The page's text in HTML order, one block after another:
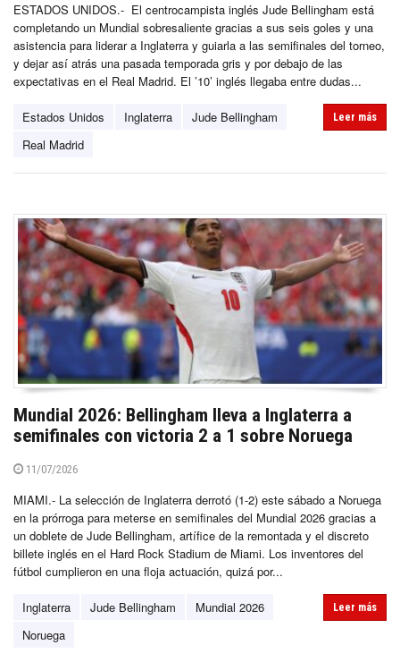
ESTADOS UNIDOS.- El centrocampista inglés Jude Bellingham está
completando un Mundial sobresaliente gracias a sus seis goles y una
asistencia para liderar a Inglaterra y guiarla a las semifinales del torneo,
y dejar así atrás una pasada temporada gris y por debajo de las
expectativas en el Real Madrid. El ’10’ inglés llegaba entre dudas...
Estados Unidos Inglaterra
Jude Bellingham
Real Madrid
Leer más
Mundial 2026: Bellingham lleva a Inglaterra a
semifinales con victoria 2 a 1 sobre Noruega
11/07/2026
MIAMI.- La selección de Inglaterra derrotó (1-2) este sábado a Noruega
en la prórroga para meterse en semifinales del Mundial 2026 gracias a
un doblete de Jude Bellingham, artífice de la remontada y el discreto
billete inglés en el Hard Rock Stadium de Miami. Los inventores del
fútbol cumplieron en una floja actuación, quizá por...
Inglaterra Jude Bellingham
Mundial 2026
Noruega
Leer más